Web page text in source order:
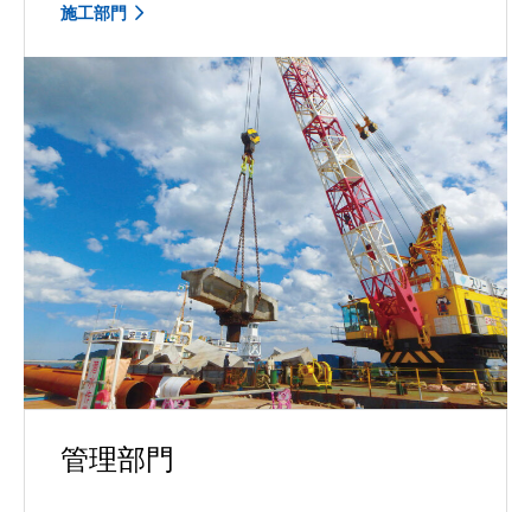
施工部門
管理部門